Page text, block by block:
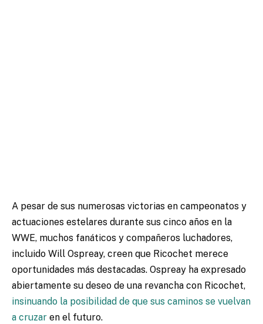
A pesar de sus numerosas victorias en campeonatos y
actuaciones estelares durante sus cinco años en la
WWE, muchos fanáticos y compañeros luchadores,
incluido Will Ospreay, creen que Ricochet merece
oportunidades más destacadas. Ospreay ha expresado
abiertamente su deseo de una revancha con Ricochet,
insinuando la posibilidad de que sus caminos se vuelvan
a cruzar en el futuro.